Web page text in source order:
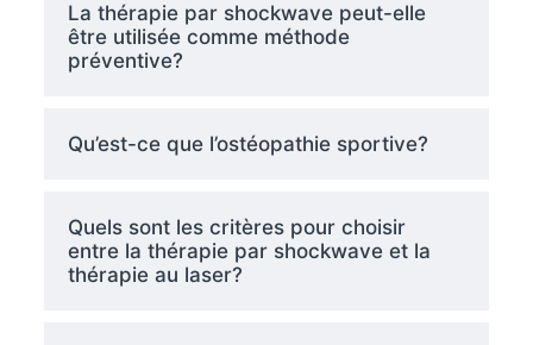
La thérapie par shockwave peut-elle
être utilisée comme méthode
préventive?
Qu’est-ce que l’ostéopathie sportive?
Quels sont les critères pour choisir
entre la thérapie par shockwave et la
thérapie au laser?